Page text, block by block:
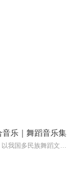
音乐｜舞蹈音乐集